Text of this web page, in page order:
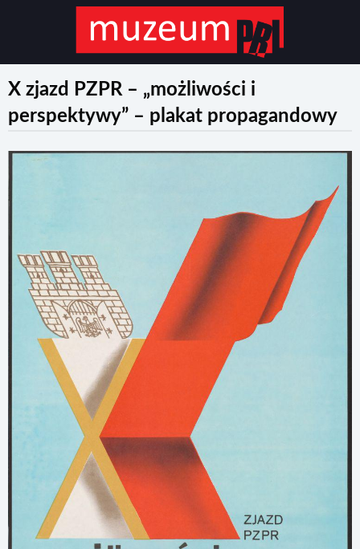
X zjazd PZPR – „możliwości i
perspektywy” – plakat propagandowy